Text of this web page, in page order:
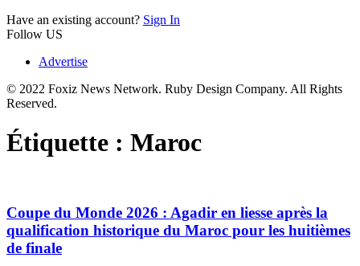
Have an existing account? Sign In
Follow US
Advertise
© 2022 Foxiz News Network. Ruby Design Company. All Rights
Reserved.
Étiquette : Maroc
Coupe du Monde 2026 : Agadir en liesse après la
qualification historique du Maroc pour les huitièmes
de finale